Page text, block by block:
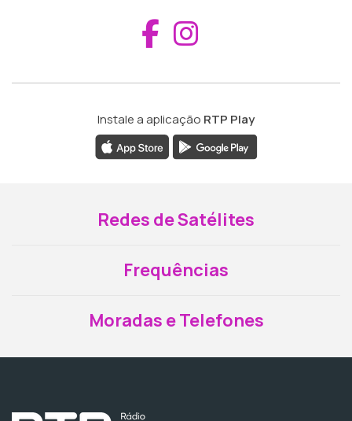
Aceder ao
Instale a aplicação RTP Play
Redes de Satélites
Frequências
Moradas e Telefones